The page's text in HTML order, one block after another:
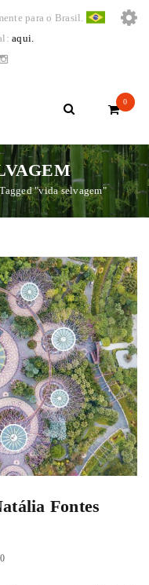
para o Brasil.
aqui.
0
Tagged "vida selvagem"
Fontes
0